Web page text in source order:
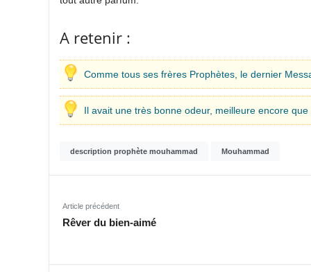
A retenir :
Comme tous ses frères Prophètes, le dernier
Il avait une très bonne odeur, meilleure encore
description prophète mouhammad Mouhammad
Article précédent
Rêver du bien-aimé